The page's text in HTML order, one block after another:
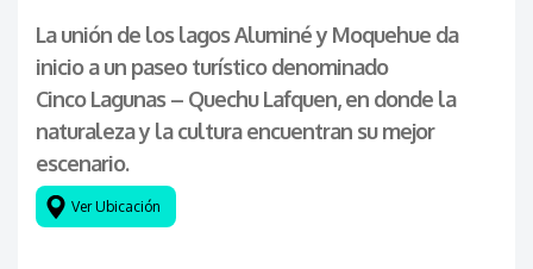
La unión de los lagos Aluminé y Moquehue da
inicio a un paseo turístico denominado
Cinco Lagunas – Quechu Lafquen, en donde la
naturaleza y la cultura encuentran su mejor
escenario.
Ver Ubicación